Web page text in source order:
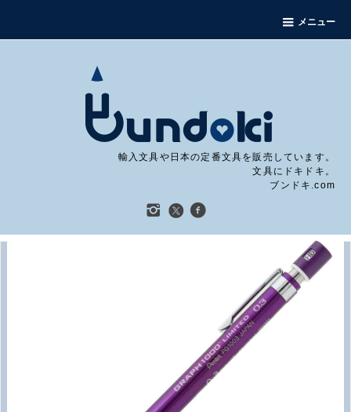
メニュー
輸入文具や日本の定番文具を販売しています。
文具にドキドキ。
ブンドキ.com